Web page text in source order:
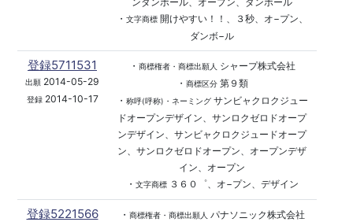
・ 文字商標開けやすい！！、３秒、オ−プン、
ダンボ−ル
登録5711531
出願 2014-05-29
登録2014-10-17
・ 商標権者・商標出願人
シャープ株式会社
・ 商標区分第９類
・ 称呼(呼称)・ネーミングサンビャクロクジュー
ドオープンデザイン、サンロクゼロドオープ
ンデザイン、サンビャクロクジュードオープ
ン、サンロクゼロドオープン、オープンデザ
イン、オープン
・ 文字商標３６０゜、オ−プン、デザイン
登録5221566 ・ 商標権者・商標出願人 パナソニック株式会社